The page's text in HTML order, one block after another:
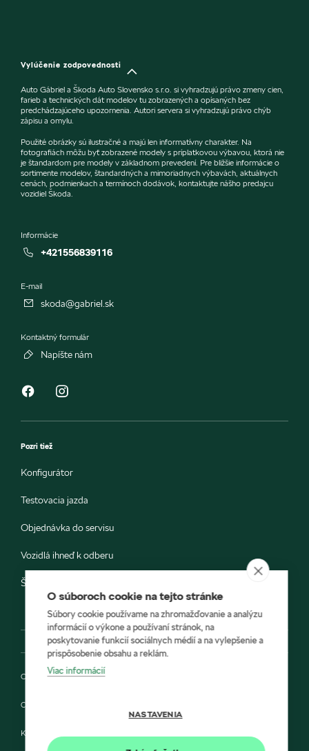
Vylúčenie zodpovednosti
Auto Gábriel a Škoda Auto Slovensko s.r.o. si vyhradzujú právo zmeny cien,
farieb a technických dát modelov tu zobrazených a opísaných bez
predchádzajúceho upozornenia. Autori servera si vyhradzujú právo chýb
zápisu a omylu.
Použité obrázky sú ilustračné a majú len informatívny charakter. Na
fotografiách môžu byť zobrazené modely s príplatkovou výbavou, ktorá nie
je štandardom pre modely v základnom prevedení. Pre bližšie informácie o
sortimente modelov, štandardných a mimoriadnych výbavách, aktuálnych
cenách, podmienkach a termínoch dodávok, kontaktujte nášho predajcu
vozidiel Škoda.
Informácie
+421556839116
E-mail
skoda@gabriel.sk
Kontaktný formulár
Napíšte nám
Pozri tiež
Konfigurátor
Testovacia jazda
Objednávka do servisu
Vozidlá ihneď k odberu
Škoda E-shop
Ochrana osobných údajov
Cookies
Kontakt
O súboroch cookie na tejto stránke
Súbory cookie používame na zhromažďovanie a analýzu
informácií o výkone a používaní stránok, na
poskytovanie funkcií sociálnych médií a na vylepšenie a
prispôsobenie obsahu a reklám.
Viac informácií
NASTAVENIA